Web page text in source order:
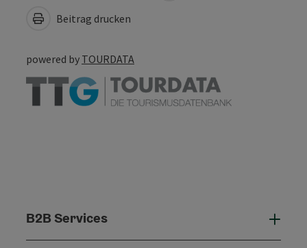
Beitrag drucken
powered by TOURDATA
B2B Services